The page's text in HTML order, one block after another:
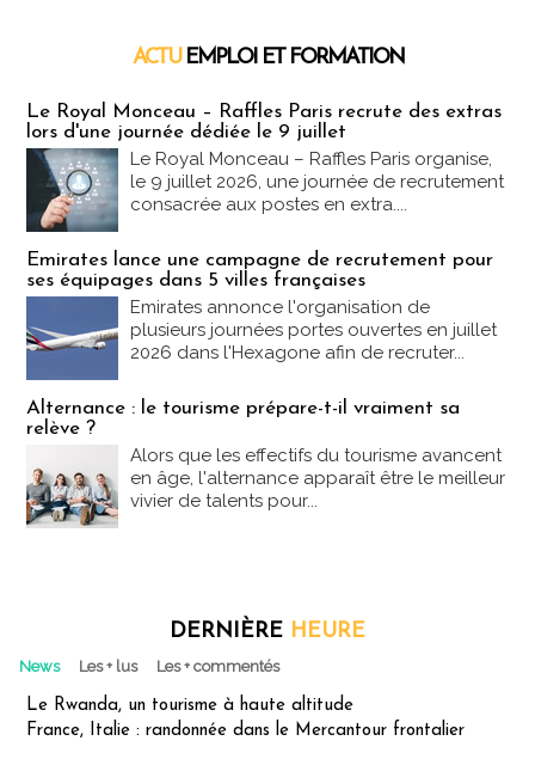
ACTU EMPLOI ET FORMATION
Le Royal Monceau – Raffles Paris recrute des extras
lors d'une journée dédiée le 9 juillet
Le Royal Monceau – Raffles Paris organise,
le 9 juillet 2026, une journée de recrutement
consacrée aux postes en extra....
Emirates lance une campagne de recrutement pour
ses équipages dans 5 villes françaises
Emirates annonce l'organisation de
plusieurs journées portes ouvertes en juillet
2026 dans l'Hexagone afin de recruter...
Alternance : le tourisme prépare-t-il vraiment sa
relève ?
Alors que les effectifs du tourisme avancent
en âge, l'alternance apparaît être le meilleur
vivier de talents pour...
DERNIÈRE HEURE
News Les + lus Les + commentés
Le Rwanda, un tourisme à haute altitude
France, Italie : randonnée dans le Mercantour frontalier